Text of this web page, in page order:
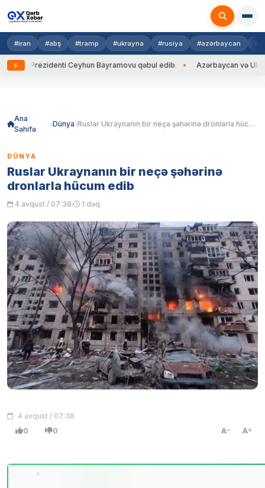
#iran #abş #tramp #ukrayna #rusiya #azərbaycan
Prezidenti Ceyhun Bayramovu qəbul edib Azərbaycan və
Ana
Səhifə
Dünya Ruslar Ukraynanın bir neçə şəhərinə dronlarla hücum edib
DÜNYA
Ruslar Ukraynanın bir neçə şəhərinə
dronlarla hücum edib
4 avqust / 07:38 1 dəq
4 avqust / 07:38
0 0 A A